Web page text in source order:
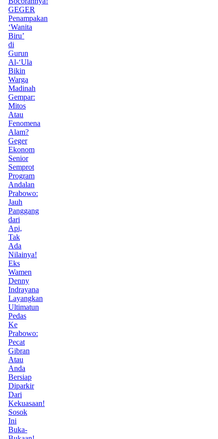
GEGER
Penampakan
‘Wanita
Biru’
di
Gurun
Al-‘Ula
Bikin
Warga
Madinah
Gempar:
Mitos
Atau
Fenomena
Alam?
Geger
Ekonom
Senior
Semprot
Program
Andalan
Prabowo:
Jauh
Panggang
dari
Api,
Tak
Ada
Nilainya!
Eks
Wamen
Denny
Indrayana
Layangkan
Ultimatun
Pedas
Ke
Prabowo:
Pecat
Gibran
Atau
Anda
Bersiap
Diparkir
Dari
Kekuasaan!
Sosok
Ini
Buka-